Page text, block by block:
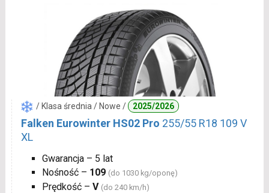
/ Klasa średnia / Nowe / 2025/2026
Falken Eurowinter HS02 Pro 255/55 R18 109 V
XL
Gwarancja – 5 lat
Nośność – 109 (do 1030 kg/oponę)
Prędkość – V (do 240 km/h)